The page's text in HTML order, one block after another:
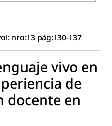
nro:13 pág:130-137
vivo en
de
docente en